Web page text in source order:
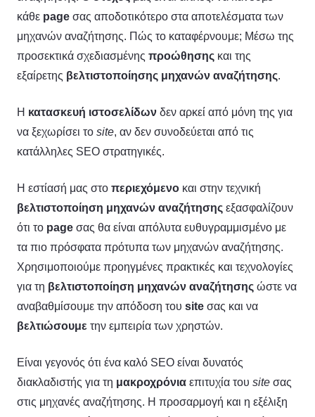
κάθε page σας αποδοτικότερο στα αποτελέσματα των
μηχανών αναζήτησης. Πώς το καταφέρνουμε; Μέσω της
προσεκτικά σχεδιασμένης προώθησης και της
εξαίρετης βελτιστοποίησης μηχανών αναζήτησης.
Η κατασκευή ιστοσελίδων δεν αρκεί από μόνη της για
να ξεχωρίσει το site, αν δεν συνοδεύεται από τις
κατάλληλες SEO στρατηγικές.
Η εστίασή μας στο περιεχόμενο και στην τεχνική
βελτιστοποίηση μηχανών αναζήτησης εξασφαλίζουν
ότι το page σας θα είναι απόλυτα ευθυγραμμισμένο με
τα πιο πρόσφατα πρότυπα των μηχανών αναζήτησης.
Χρησιμοποιούμε προηγμένες πρακτικές και τεχνολογίες
για τη βελτιστοποίηση μηχανών αναζήτησης ώστε να
αναβαθμίσουμε την απόδοση του site σας και να
βελτιώσουμε την εμπειρία των χρηστών.
Είναι γεγονός ότι ένα καλό SEO είναι δυνατός
διακλαδιστής για τη μακροχρόνια επιτυχία του site σας
στις μηχανές αναζήτησης. Η προσαρμογή και η εξέλιξη